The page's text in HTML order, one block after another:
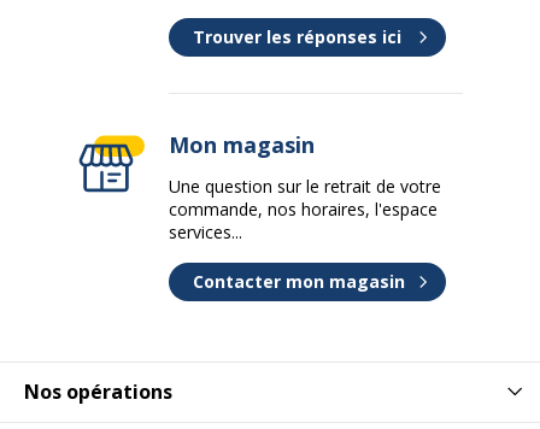
Nos opérations
Trouver les réponses ici
Mon magasin
Une question sur le retrait de votre
commande, nos horaires, l'espace
services...
Contacter mon magasin